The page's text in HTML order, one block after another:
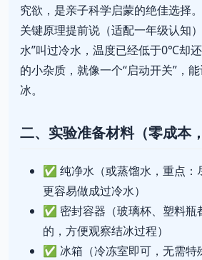
究欲，是亲子科学启蒙的绝佳选择。
关键原理提前说（适配一年级认知
水”叫过冷水，温度已经低于0℃却
的小杂质，就像一个“启动开关”，
冰。
二、实验准备材料（零成本
✅ 纯净水（或蒸馏水，重点：
更容易做成过冷水）
✅ 密封容器（玻璃杯、塑料瓶
的，方便观察结冰过程）
✅ 冰箱（冷冻室即可，无需特